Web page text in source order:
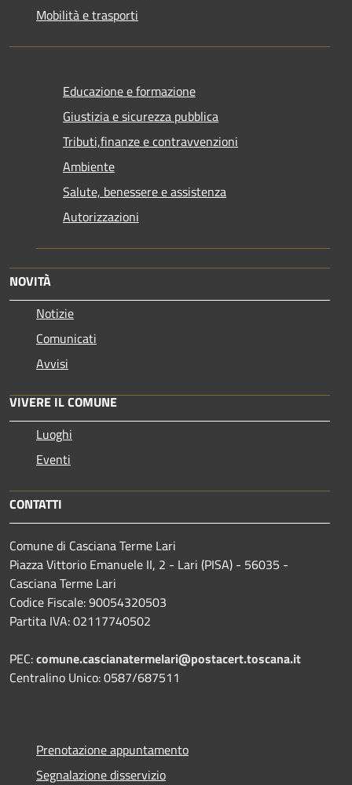
Mobilità e trasporti
Educazione e formazione
Giustizia e sicurezza pubblica
Tributi,finanze e contravvenzioni
Ambiente
Salute, benessere e assistenza
Autorizzazioni
NOVITÀ
Notizie
Comunicati
Avvisi
VIVERE IL COMUNE
Luoghi
Eventi
CONTATTI
Comune di Casciana Terme Lari
Piazza Vittorio Emanuele II, 2 - Lari (PISA) - 56035 -
Casciana Terme Lari
Codice Fiscale: 90054320503
Partita IVA: 02117740502
PEC:comune.cascianatermelari@postacert.toscana.it
Centralino Unico: 0587/687511
Prenotazione appuntamento
Segnalazione disservizio